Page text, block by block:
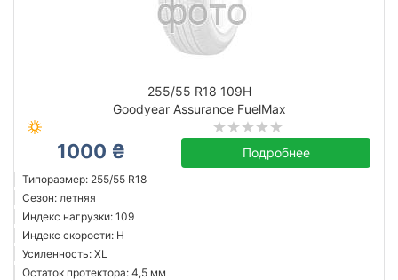
255/55 R18 109H
Goodyear Assurance FuelMax
1000 ₴ Подробнее
Типоразмер: 255/55 R18
Сезон: летняя
Индекс нагрузки: 109
Индекс скорости: H
Усиленность: XL
Остаток протектора: 4,5 мм